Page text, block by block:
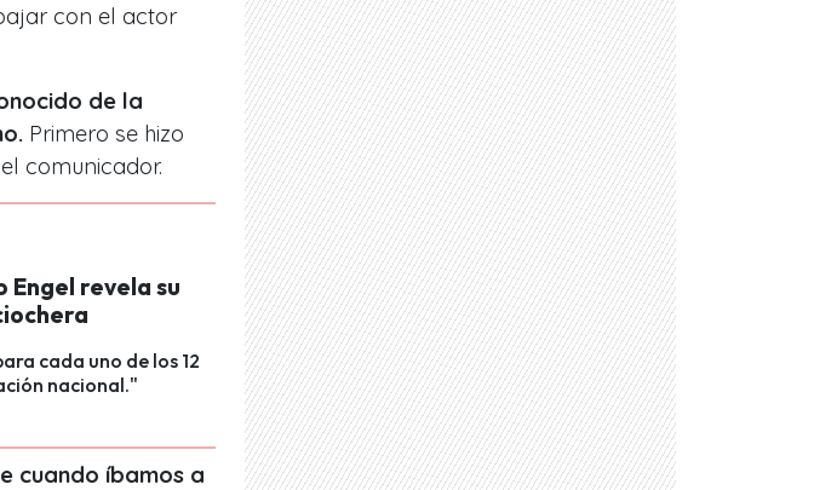
con el actor
de la
Primero se hizo
comunicador.
Engel revela su
cada uno de los 12
nacional."
cuando íbamos a